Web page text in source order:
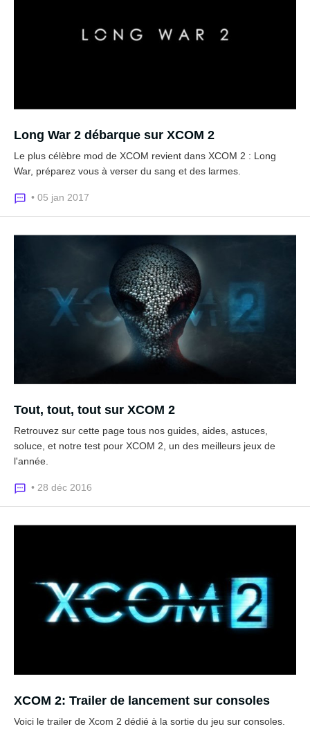
Long War 2 débarque sur XCOM 2
Le plus célèbre mod de XCOM revient dans XCOM 2 : Long
War, préparez vous à verser du sang et des larmes.
• 05 jan 2017
Tout, tout, tout sur XCOM 2
Retrouvez sur cette page tous nos guides, aides, astuces,
soluce, et notre test pour XCOM 2, un des meilleurs jeux de
l'année.
• 28 déc 2016
XCOM 2: Trailer de lancement sur consoles
Voici le trailer de Xcom 2 dédié à la sortie du jeu sur consoles.